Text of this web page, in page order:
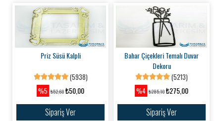
Priz Süsü Kalpli
(5938)
%5 ₺52,60 ₺50,00
Sipariş Ver
Bahar Çiçekleri Temalı Duvar
Dekoru
(5213)
%4 ₺285,10 ₺275,00
Sipariş Ver